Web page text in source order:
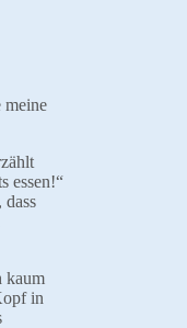
meine
essen!“
dass
kaum
in